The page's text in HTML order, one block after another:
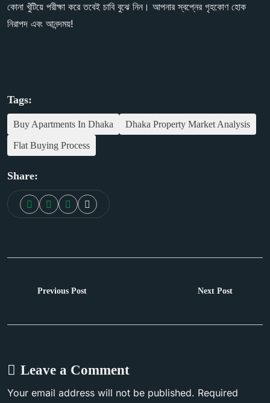
কোনা খুঁটিয়ে পরীক্ষা করে তবেই চাবি বুঝে নিন। আপনার স্বপ্নের গৃহকোণ হোক
নিরাপদ এবং আনন্দময়!
Tags:
Buy Apartments In Dhaka Dhaka Property Market Analysis
Flat Buying Process
Share:
Previous Post Next Post
Leave a Comment
Your email address will not be published. Required